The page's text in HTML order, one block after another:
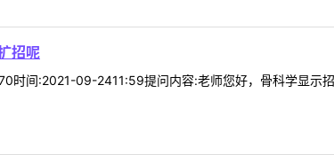
招呢
时间:2021-09-2411:59提问内容:老师您好，骨科学显示